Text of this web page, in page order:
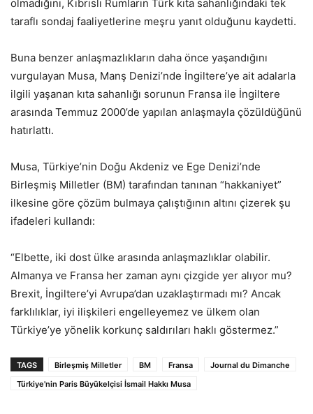
olmadığını, Kıbrıslı Rumların Türk kıta sahanlığındaki tek
taraflı sondaj faaliyetlerine meşru yanıt olduğunu kaydetti.
Buna benzer anlaşmazlıkların daha önce yaşandığını
vurgulayan Musa, Manş Denizi’nde İngiltere’ye ait adalarla
ilgili yaşanan kıta sahanlığı sorunun Fransa ile İngiltere
arasında Temmuz 2000’de yapılan anlaşmayla çözüldüğünü
hatırlattı.
Musa, Türkiye’nin Doğu Akdeniz ve Ege Denizi’nde
Birleşmiş Milletler (BM) tarafından tanınan “hakkaniyet”
ilkesine göre çözüm bulmaya çalıştığının altını çizerek şu
ifadeleri kullandı:
“Elbette, iki dost ülke arasında anlaşmazlıklar olabilir.
Almanya ve Fransa her zaman aynı çizgide yer alıyor mu?
Brexit, İngiltere’yi Avrupa’dan uzaklaştırmadı mı? Ancak
farklılıklar, iyi ilişkileri engelleyemez ve ülkem olan
Türkiye’ye yönelik korkunç saldırıları haklı göstermez.”
TAGS Birleşmiş Milletler BM Fransa
Journal du Dimanche
Türkiye'nin Paris Büyükelçisi İsmail Hakkı Musa